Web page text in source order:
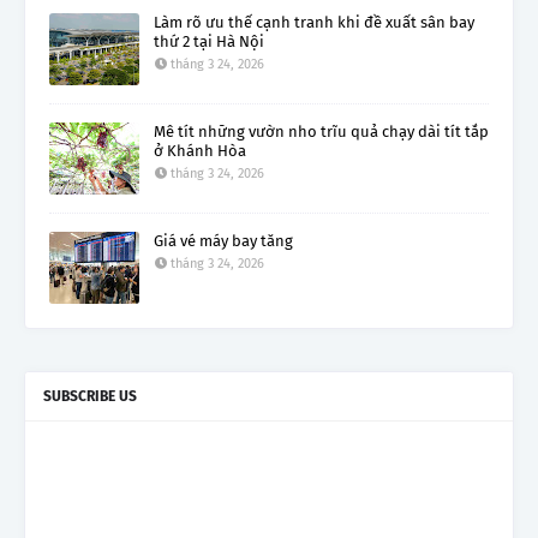
Làm rõ ưu thế cạnh tranh khi đề xuất sân bay
thứ 2 tại Hà Nội
tháng 3 24, 2026
Mê tít những vườn nho trĩu quả chạy dài tít tắp
ở Khánh Hòa
tháng 3 24, 2026
Giá vé máy bay tăng
tháng 3 24, 2026
SUBSCRIBE US